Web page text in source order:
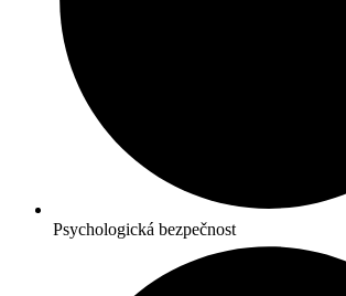
Psychologická bezpečnost